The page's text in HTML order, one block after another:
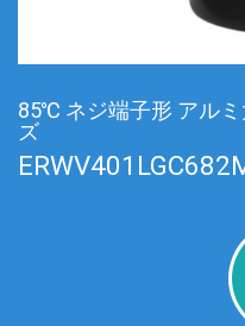
85℃ ネジ端子形 アル
ズ